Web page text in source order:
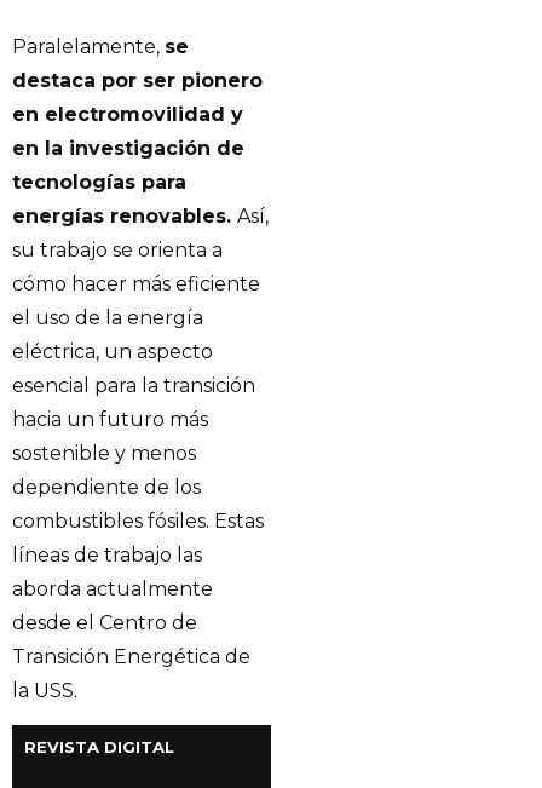
Paralelamente, se
destaca por ser pionero
en electromovilidad y
en la investigación de
tecnologías para
energías renovables. Así,
su trabajo se orienta a
cómo hacer más eficiente
el uso de la energía
eléctrica, un aspecto
esencial para la transición
hacia un futuro más
sostenible y menos
dependiente de los
combustibles fósiles. Estas
líneas de trabajo las
aborda actualmente
desde el Centro de
Transición Energética de
la USS.
REVISTA DIGITAL